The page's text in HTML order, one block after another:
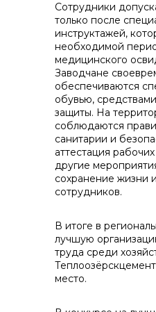
Сотрудники
только после
инструктажей,
необходимой
медицинского
Заводчане
обеспечиваются
обувью,
защиты. На
соблюдаются
санитарии и
аттестация
другие
сохранение жизни
сотрудников.
В итоге в
лучшую
труда среди
место.